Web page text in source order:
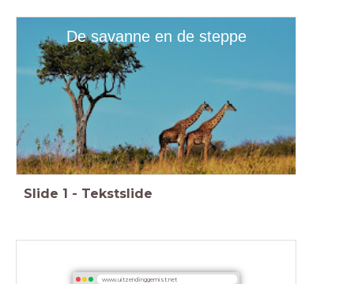
De savanne en de steppe
Slide 1 - Tekstslide
www.uitzendinggemist.net